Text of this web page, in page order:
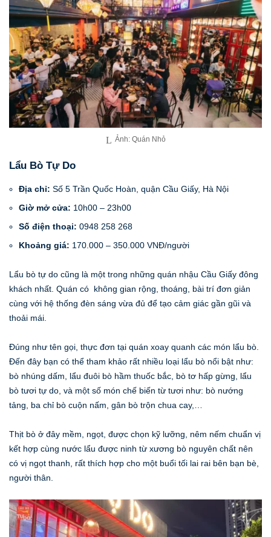
Ảnh: Quán Nhỏ
Lẩu Bò Tự Do
Địa chỉ: Số 5 Trần Quốc Hoàn, quận Cầu Giấy, Hà Nội
Giờ mở cửa: 10h00 – 23h00
Số điện thoại: 0948 258 268
Khoảng giá: 170.000 – 350.000 VNĐ/người
Lẩu bò tự do cũng là một trong những quán nhậu Cầu Giấy đông
khách nhất. Quán có không gian rộng, thoáng, bài trí đơn giản
cùng với hệ thống đèn sáng vừa đủ để tạo cảm giác gần gũi và
thoải mái.
Đúng như tên gọi, thực đơn tại quán xoay quanh các món lẩu bò.
Đến đây bạn có thể tham khảo rất nhiều loại lẩu bò nổi bật như:
bò nhúng dấm, lẩu đuôi bò hầm thuốc bắc, bò tơ hấp gừng, lẩu
bò tươi tự do, và một số món chế biến từ tươi như: bò nướng
tảng, ba chỉ bò cuộn nấm, gân bò trộn chua cay,…
Thịt bò ở đây mềm, ngọt, được chọn kỹ lưỡng, nêm nếm chuẩn vị
kết hợp cùng nước lẩu được ninh từ xương bò nguyên chất nên
có vị ngọt thanh, rất thích hợp cho một buổi tối lai rai bên bạn bè,
người thân.